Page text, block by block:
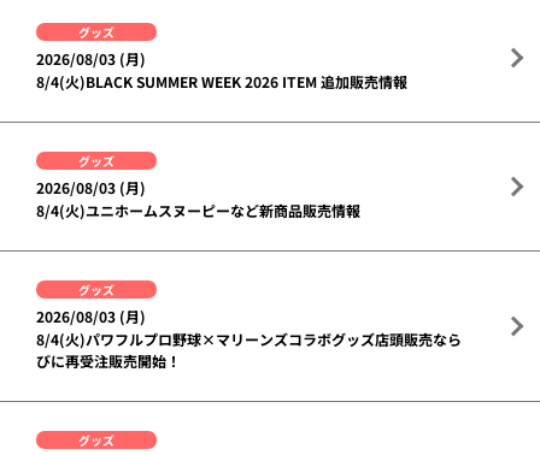
グッズ
2026/08/03 (月)
8/4(火)BLACK SUMMER WEEK 2026 ITEM 追加販売情報
グッズ
2026/08/03 (月)
8/4(火)ユニホームスヌーピーなど新商品販売情報
グッズ
2026/08/03 (月)
8/4(火)パワフルプロ野球×マリーンズコラボグッズ店頭販売なら
びに再受注販売開始！
グッズ